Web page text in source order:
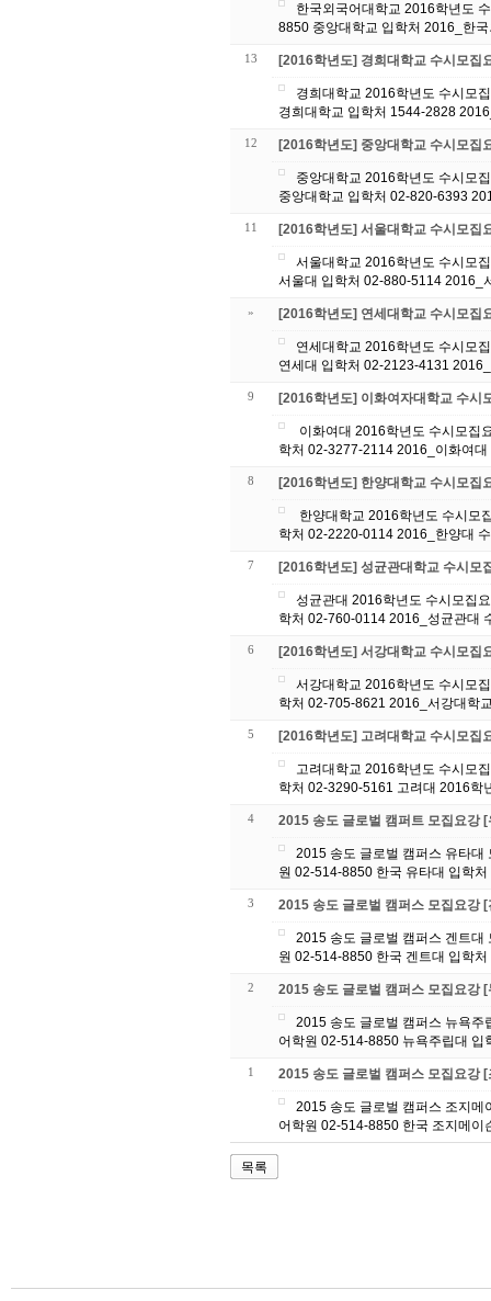
한국외국어대학교 2016학년도
8850 중앙대학교 입학처 2016_한
13 [2016학년도] 경희대학교 수시모집
경희대학교 2016학년도 수시모
경희대학교 입학처 1544-2828
12 [2016학년도] 중앙대학교 수시모집
중앙대학교 2016학년도 수시모
중앙대학교 입학처 02-820-6393
11 [2016학년도] 서울대학교 수시모집
서울대학교 2016학년도 수시모
서울대 입학처 02-880-5114 2016_
» [2016학년도] 연세대학교 수시모집
연세대학교 2016학년도 수시모
연세대 입
9 [2016학년도] 이화여자대학교 수시
학처 02-3277-2114 2016_이화여
8 [2016학년도] 한양대학교 수시모집
학처 02-2220-0114
7 [2016학년도] 성균관대학교 수시모
성균관대 2016학년도 수시모집
학처 02-760-0114 2016_
6 [2016학년도] 서강대학교 수시모집
서강대학교 2016학년도 수시모
학처 02-705-8621 2016_
5 [2016학년도] 고려대학교 수시모집
고려대학교 2016학년도 수시모
학처 02-3290-5161 고려대 2016학
4 2015 송도 글로벌 캠퍼트 모집요강
2015 송도 글로벌 캠퍼스 유타대
원 02-514-8850 한국 유타대 입학
3 2015 송도 글로벌 캠퍼스 모집요강
2015 송도 글로벌 캠퍼스 겐트대
2 2015 송도 글로벌 캠퍼스 모집요강
2015 송도 글로벌 캠퍼스 뉴욕주립대 모집요강입니다. 확인하시고 궁금하신점
1 2015 송도 글로벌 캠퍼스 모집요강
2015 송도 글로벌 캠퍼스 조지메이슨 모집요강입니다. 확인하시고 궁금하신점
목록